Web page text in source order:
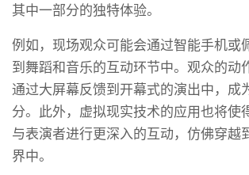
其中一部分的独特体验。
例如，现场观众可能会通过智能手机或
到舞蹈和音乐的互动环节中。观众的动
通过大屏幕反馈到开幕式的演出中，成
分。此外，虚拟现实技术的应用也将使
与表演者进行更深入的互动，仿佛穿越
界中。